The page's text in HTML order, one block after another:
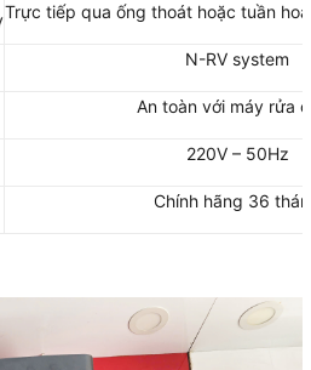
Trực tiếp qua ống thoát hoặc tuần
N-RV system
An toàn với máy rửa
220V – 50Hz
Chính hãng 36